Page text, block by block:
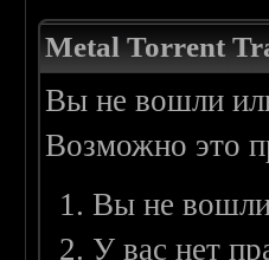
Metal Torrent
Вы не вошли
Возможно это
Вы не вошли
У вас нет